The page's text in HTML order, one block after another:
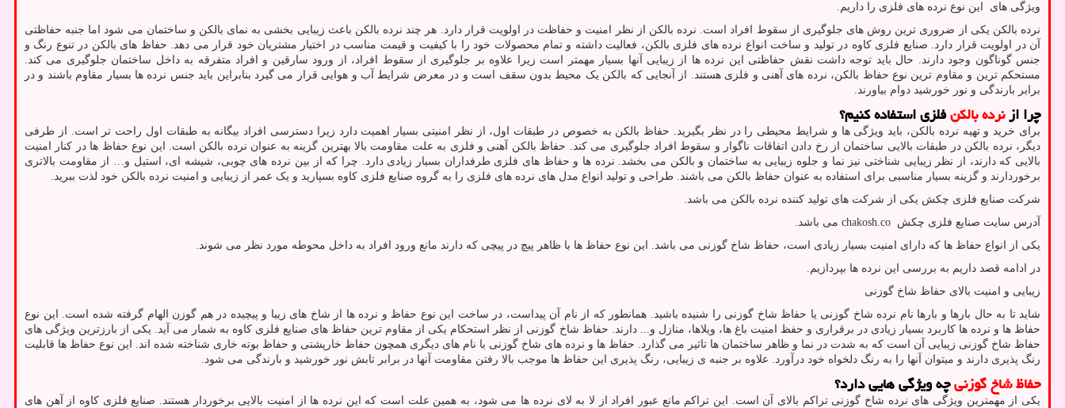
ویژگی های این نوع نرده های فلزی را داریم.
نرده بالکن یکی از ضروری ترین روش های جلوگیری از سقوط افراد است. نرده بالکن از نظر امنیت و حفاظت در اولویت قرار دارد. هر چند نرده بالکن باعث زیبایی بخشی به نمای بالکن و ساختمان می شود اما جنبه حفاظتی
آن در اولویت قرار دارد. صنایع فلزی کاوه در تولید و ساخت انواع نرده های فلزی بالکن، فعالیت داشته و تمام محصولات خود را با کیفیت و قیمت مناسب در اختیار مشتریان خود قرار می دهد. حفاظ های بالکن در تنوع رنگ و
جنس گوناگون وجود دارند. حال باید توجه داشت نقش حفاظتی این نرده ها از زیبایی آنها بسیار مهمتر است زیرا علاوه بر جلوگیری از سقوط افراد، از ورود سارقین و افراد متفرقه به داخل ساختمان جلوگیری می کند.
مستحکم ترین و مقاوم ترین نوع حفاظ بالکن، نرده های آهنی و فلزی هستند. از آنجایی که بالکن یک محیط بدون سقف است و در معرض شرایط آب و هوایی قرار می گیرد بنابراین باید جنس نرده ها بسیار مقاوم باشند و در
برابر بارندگی و نور خورشید دوام بیاورند.
چرا ازنرده بالکنفلزی استفاده کنیم؟
برای خرید و تهیه نرده بالکن، باید ویژگی ها و شرایط محیطی را در نظر بگیرید. حفاظ بالکن به خصوص در طبقات اول، از نظر امنیتی بسیار اهمیت دارد زیرا دسترسی افراد بیگانه به طبقات اول راحت تر است. از طرفی
دیگر، نرده بالکن در طبقات بالایی ساختمان از رخ دادن اتفاقات ناگوار و سقوط افراد جلوگیری می کند. حفاظ بالکن آهنی و فلزی به علت مقاومت بالا بهترین گزینه به عنوان نرده بالکن است. این نوع حفاظ ها در کنار امنیت
بالایی که دارند، از نظر زیبایی شناختی نیز نما و جلوه زیبایی به ساختمان و بالکن می بخشد. نرده ها و حفاظ های فلزی طرفداران بسیار زیادی دارد. چرا که از بین نرده های چوبی، شیشه ای، استیل و… از مقاومت بالاتری
برخوردارند و گزینه بسیار مناسبی برای استفاده به عنوان حفاظ بالکن می باشند. طراحی و تولید انواع مدل های نرده های فلزی را به گروه صنایع فلزی کاوه بسپارید و یک عمر از زیبایی و امنیت نرده بالکن خود لذت ببرید.
شرکت صنایع فلزی چکش یکی از شرکت های تولید کننده نرده بالکن می باشد.
آدرس سایت صنایع فلزی چکش chakosh.co می باشد.
یکی از انواع حفاظ ها که دارای امنیت بسیار زیادی است، حفاظ شاخ گوزنی می باشد. این نوع حفاظ ها با ظاهر پیچ در پیچی که دارند مانع ورود افراد به داخل محوطه مورد نظر می شوند.
در ادامه قصد داریم به بررسی این نرده ها بپردازیم.
زیبایی و امنیت بالای حفاظ شاخ گوزنی
شاید تا به حال بارها و بارها نام نرده شاخ گوزنی یا حفاظ شاخ گوزنی را شنیده باشید. همانطور که از نام آن پیداست، در ساخت این نوع حفاظ و نرده ها از شاخ های زیبا و پیچیده در هم گوزن الهام گرفته شده است. این نوع
حفاظ ها و نرده ها کاربرد بسیار زیادی در برقراری و حفظ امنیت باغ ها، ویلاها، منازل و... دارند. حفاظ شاخ گوزنی از نظر استحکام یکی از مقاوم ترین حفاظ های صنایع فلزی کاوه به شمار می آید. یکی از بارزترین ویژگی های
حفاظ شاخ گوزنی زیبایی آن است که به شدت در نما و ظاهر ساختمان ها تاثیر می گذارد. حفاظ ها و نرده های شاخ گوزنی با نام های دیگری همچون حفاظ خارپشتی و حفاظ بوته خاری شناخته شده اند. این نوع حفاظ ها قابلیت
رنگ پذیری دارند و میتوان آنها را به رنگ دلخواه خود درآورد. علاوه بر جنبه ی زیبایی، رنگ پذیری این حفاظ ها موجب بالا رفتن مقاومت آنها در برابر تابش نور خورشید و بارندگی می شود.
حفاظ شاخ گوزنیچه ویژگی هایی دارد؟
یکی از مهمترین ویژگی های نرده شاخ گوزنی تراکم بالای آن است. این تراکم مانع عبور افراد از لا به لای نرده ها می شود، به همین علت است که این نرده ها از امنیت بالایی برخوردار هستند. صنایع فلزی کاوه از آهن های